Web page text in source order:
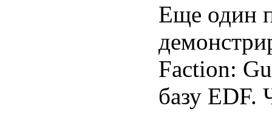
Еще один
Faction:
базу EDF.